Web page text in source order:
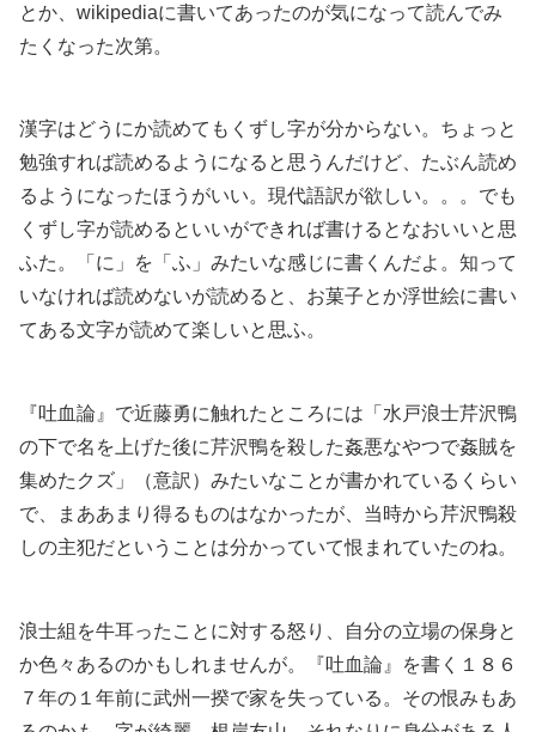
とか、wikipediaに書いてあったのが気になって読んでみ
たくなった次第。
漢字はどうにか読めてもくずし字が分からない。ちょっと
勉強すれば読めるようになると思うんだけど、たぶん読め
るようになったほうがいい。現代語訳が欲しい。。。でも
くずし字が読めるといいができれば書けるとなおいいと思
ふた。「に」を「ふ」みたいな感じに書くんだよ。知って
いなければ読めないが読めると、お菓子とか浮世絵に書い
てある文字が読めて楽しいと思ふ。
『吐血論』で近藤勇に触れたところには「水戸浪士芹沢鴨
の下で名を上げた後に芹沢鴨を殺した姦悪なやつで姦賊を
集めたクズ」（意訳）みたいなことが書かれているくらい
で、まああまり得るものはなかったが、当時から芹沢鴨殺
しの主犯だということは分かっていて恨まれていたのね。
浪士組を牛耳ったことに対する怒り、自分の立場の保身と
か色々あるのかもしれませんが。『吐血論』を書く１８６
７年の１年前に武州一揆で家を失っている。その恨みもあ